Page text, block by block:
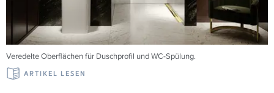
Veredelte Oberflächen für Duschprofil und WC-Spülung.
ARTIKEL LESEN